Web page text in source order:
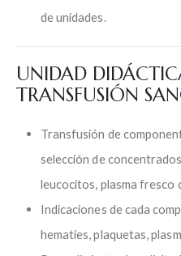
de unidades.
UNIDAD
TRANSFUSIÓN
Transfusión de
selección de
leucocitos, plasma fresco
Indicaciones de cada
hematíes, plaquetas,